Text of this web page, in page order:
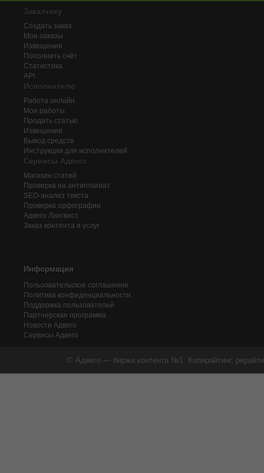
Заказчику
Создать заказ
Мои заказы
Извещения
Пополнить счёт
Статистика
API
Исполнителю
Работа онлайн
Мои работы
Продать статью
Извещения
Вывод средств
Инструкции для исполнителей
Сервисы Адвего
Магазин статей
Проверка на антиплагиат
SEO-анализ текста
Проверка орфографии
Адвего Лингвист
Заказ контента и услуг
Информация
Пользовательское соглашение
Политика конфиденциальности
Поддержка пользователей
Партнерская программа
Новости Адвего
Сервисы Адвего
© Адвего — биржа контента №1. Копирайтинг,